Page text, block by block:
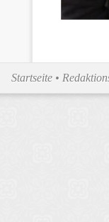
Startseite •